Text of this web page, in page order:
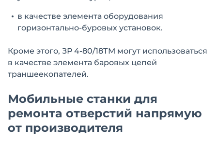
в качестве элемента оборудования
горизонтально-буровых установок.
Кроме этого, ЗР 4-80/18ТМ могут использоваться
в качестве элемента баровых цепей
траншеекопателей.
Мобильные станки для
ремонта отверстий напрямую
от производителя